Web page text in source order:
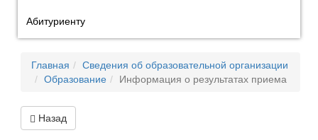
Абитуриенту
Главная
Сведения об образовательной организации
Образование
Информация о результатах приема
Назад